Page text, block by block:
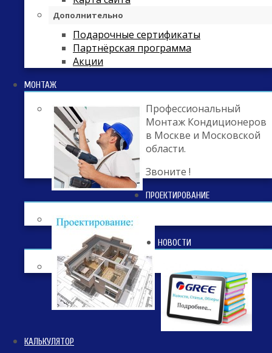
Дополнительно
Подарочные сертификаты
Партнёрская программа
Акции
МОНТАЖ
Профессиональный
Монтаж Кондиционеров
в Москве и Московской
области.
Звоните !
ПРОЕКТИРОВАНИЕ
НОВОСТИ
КАЛЬКУЛЯТОР